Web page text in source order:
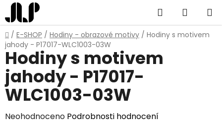
Přejít
na
obsah
Hledat
KOŠÍK
Domů
/ E-SHOP / Hodiny - obrazové motivy / Hodiny s motivem
jahody - P17017-WLC1003-03W
Hodiny s motivem
jahody - P17017-
WLC1003-03W
Průměrné
Neohodnoceno Podrobnosti hodnocení